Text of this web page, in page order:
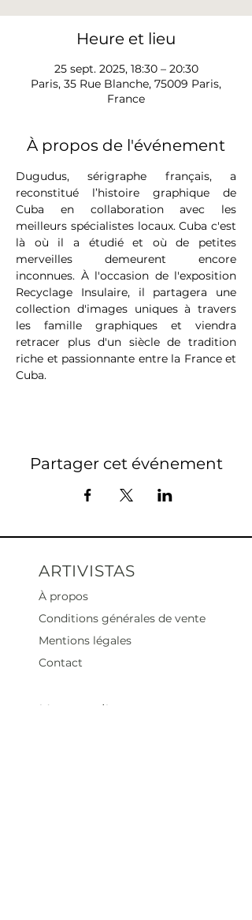
Heure et lieu
25 sept. 2025, 18:30 – 20:30
Paris, 35 Rue Blanche, 75009 Paris,
France
À propos de l'événement
Dugudus, sérigraphe français, a
reconstitué l’histoire graphique de
Cuba en collaboration avec les
meilleurs spécialistes locaux. Cuba c'est
là où il a étudié et où de petites
merveilles demeurent encore
inconnues. À l'occasion de l'exposition
Recyclage Insulaire, il partagera une
collection d'images uniques à travers
les famille graphiques et viendra
retracer plus d'un siècle de tradition
riche et passionnante entre la France et
Cuba.
Partager cet événement
ARTIVISTAS
À propos
Conditions générales de vente
Mentions légales
Contact
Heures d'ouverture